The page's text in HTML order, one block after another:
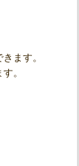
ます。
。